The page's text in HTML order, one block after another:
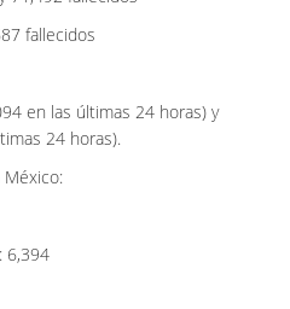
fallecidos
en las últimas 24 horas) y
24 horas).
México:
6,394